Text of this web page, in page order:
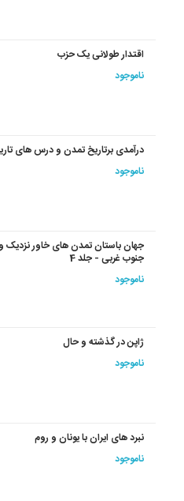
اقتدار طولانی یک حزب
ناموجود
درآمدی‏ برتاریخ‏ تمدن‏ و درس های
ناموجود
جهان باستان تمدن های خاور نزدیک
جنوب غربی - جلد 4
ناموجود
ژاپن‏ در گذشته‏ و حال‏
ناموجود
نبرد های ایران با یونان و روم
ناموجود